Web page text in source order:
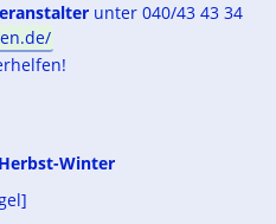
unter 040/43 43 34
Winter